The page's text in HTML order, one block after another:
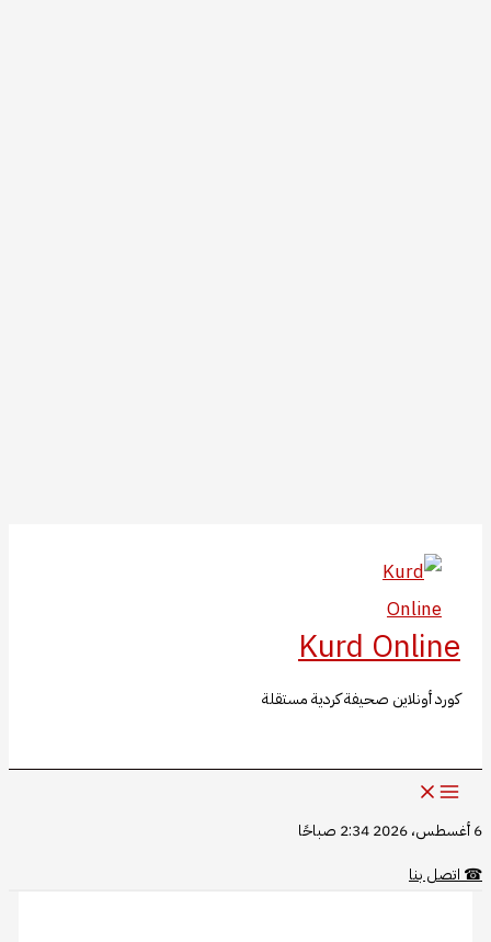
المحتوى
Kurd Online
كورد أونلاين صحيفة كردية مستقلة
6 أغسطس، 2026 2:34 صباحًا
☎اتصل بنا